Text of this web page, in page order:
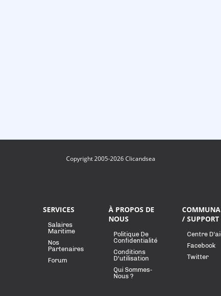
Copyright 2005-2026 Clicandsea
SERVICES
Salaires
Maritime
Nos
Partenaires
Forum
À PROPOS DE
NOUS
Politique De
Confidentialité
Conditions
D'utilisation
Qui Sommes-
Nous ?
/ SUPPORT
Centre
Facebook
Twitter